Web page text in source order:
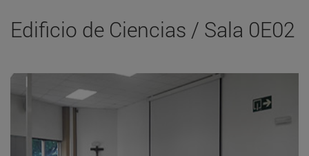
Edificio de Ciencias / Sala 0E02